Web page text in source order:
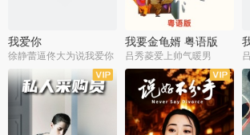
我爱你
徐静蕾逼佟大为说我爱你
我要金龟婿 粤语版
吕秀菱爱上帅气暖男